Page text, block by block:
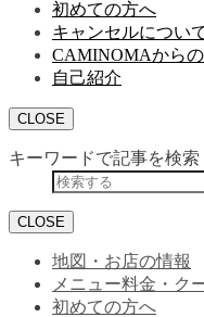
初めての方へ
キャンセルについ
CAMINOMAから
自己紹介
CLOSE
キーワードで記事を検索
CLOSE
地図・お店の情報
メニュー料金・ク
初めての方へ